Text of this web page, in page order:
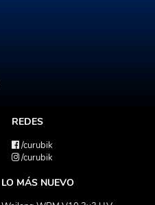
REDES
/curubik
/curubik
LO MÁS NUEVO